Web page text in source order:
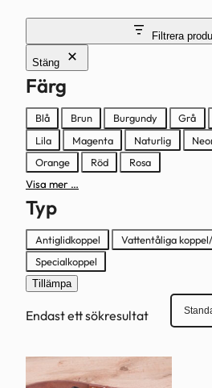
Filtrera
Stäng
Färg
Färg
Blå Brun Burgundy Grå
Lila
Magenta Naturlig
Orange
Röd
Rosa
Visa mer …
Typ
Typ
Antiglidkoppel Vattentåliga
Specialkoppel
Tillämpa
Endast ett sökresultat